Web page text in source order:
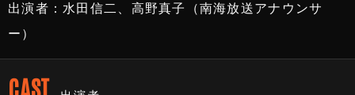
出演者：水田信二、高野真子（南海放送アナウンサ
ー）
CAST